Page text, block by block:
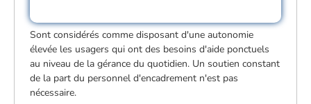
Sont considérés comme disposant d'une autonomie
élevée les usagers qui ont des besoins d'aide ponctuels
au niveau de la gérance du quotidien. Un soutien constant
de la part du personnel d'encadrement n'est pas
nécessaire.